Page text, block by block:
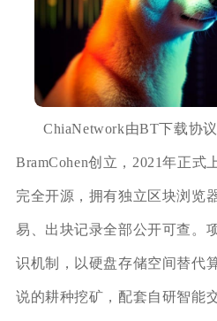
ChiaNetwork由BT下载协
BramCohen创立，2021年正式
完全开源，拥有独立区块浏览
易、出块记录全部公开可查。
识机制，以硬盘存储空间替代
说的耕种挖矿，配套自研智能